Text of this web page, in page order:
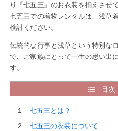
り『七五三』のお衣装を揃えさせ
七五三での着物レンタルは、浅草
検討ください。
伝統的な行事と浅草という特別な
で、ご家族にとって一生の思い出
す。
目次
七五三とは？
七五三の衣装について